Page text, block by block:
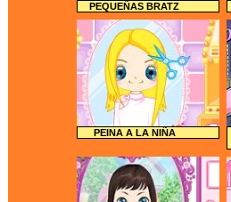
PEQUEÑAS BRATZ
PEINA A LA NIÑA